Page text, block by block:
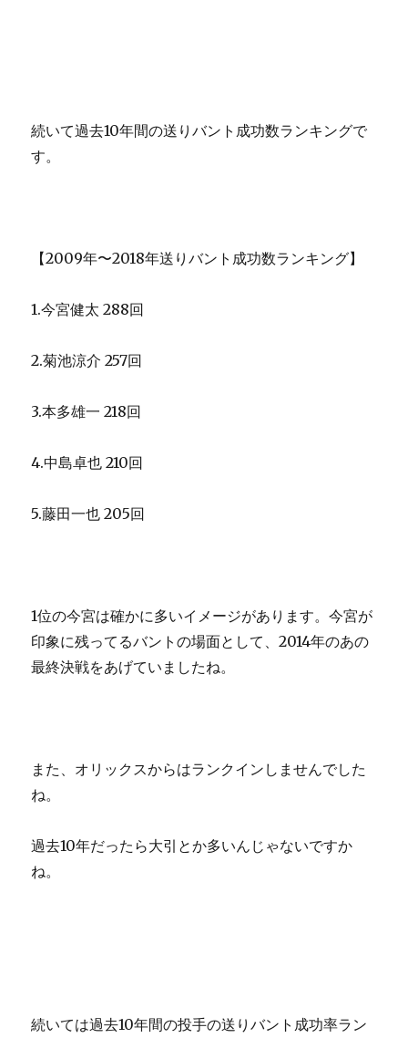
続いて過去10年間の送りバント成功数ランキングで
す。
【2009年〜2018年送りバント成功数ランキング】
1.今宮健太 288回
2.菊池涼介 257回
3.本多雄一 218回
4.中島卓也 210回
5.藤田一也 205回
1位の今宮は確かに多いイメージがあります。今宮が
印象に残ってるバントの場面として、2014年のあの
最終決戦をあげていましたね。
また、オリックスからはランクインしませんでした
ね。
過去10年だったら大引とか多いんじゃないですか
ね。
続いては過去10年間の投手の送りバント成功率ラン